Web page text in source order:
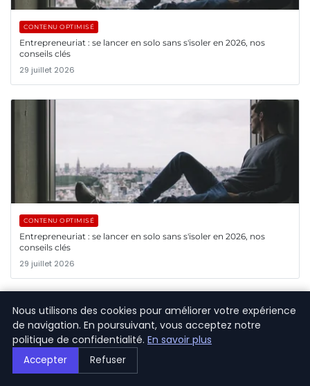
CONTENU OPTIMISÉ
Entrepreneuriat : se lancer en solo sans s'isoler en 2026, nos
conseils clés
29 juillet 2026
CONTENU OPTIMISÉ
Entrepreneuriat : se lancer en solo sans s'isoler en 2026, nos
conseils clés
29 juillet 2026
Nous utilisons des cookies pour améliorer votre expérience
de navigation. En poursuivant, vous acceptez notre
politique de confidentialité. En savoir plus
Accepter Refuser